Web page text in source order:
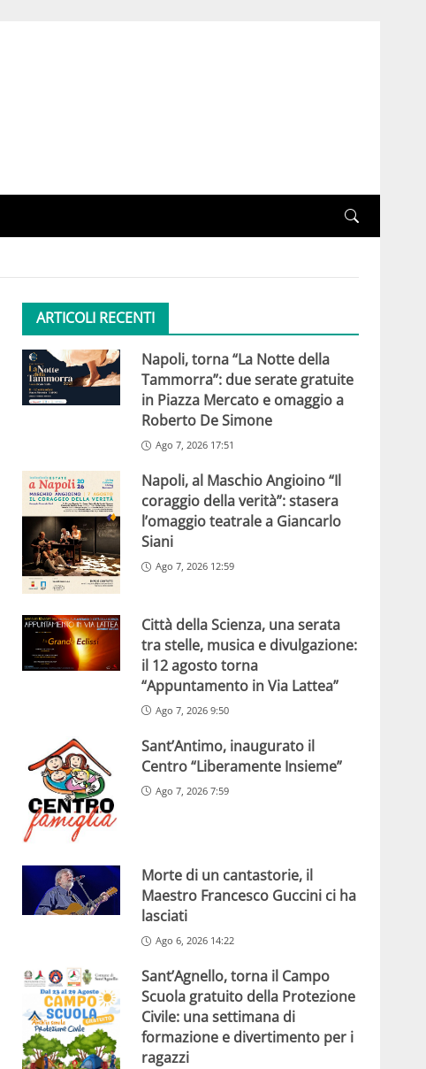
ARTICOLI RECENTI
Napoli, torna “La Notte della
Tammorra”: due serate gratuite
in Piazza Mercato e omaggio a
Roberto De Simone
Ago 7, 2026 17:51
Napoli, al Maschio Angioino “Il
coraggio della verità”: stasera
l’omaggio teatrale a Giancarlo
Siani
Ago 7, 2026 12:59
Città della Scienza, una serata
tra stelle, musica e divulgazione:
il 12 agosto torna
“Appuntamento in Via Lattea”
Ago 7, 2026 9:50
Sant’Antimo, inaugurato il
Centro “Liberamente Insieme”
Ago 7, 2026 7:59
Morte di un cantastorie, il
Maestro Francesco Guccini ci ha
lasciati
Ago 6, 2026 14:22
Sant’Agnello, torna il Campo
Scuola gratuito della Protezione
Civile: una settimana di
formazione e divertimento per i
ragazzi